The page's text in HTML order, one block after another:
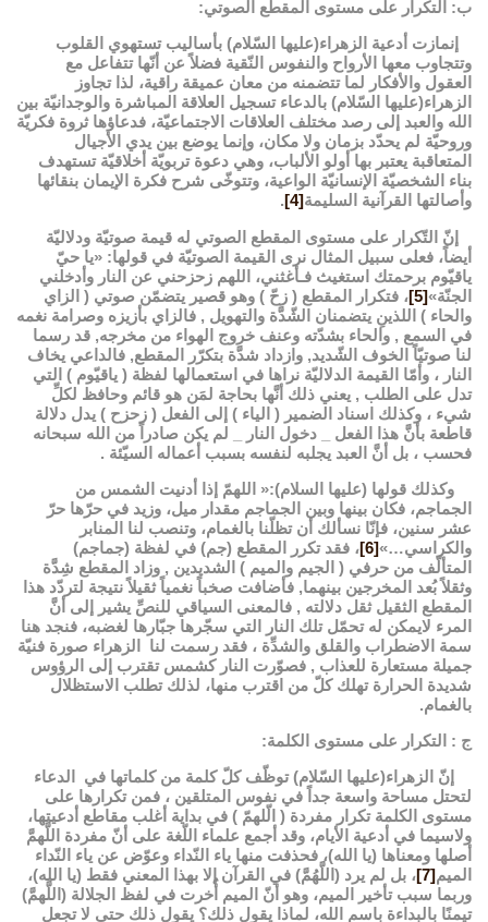
ب: التكرار على مستوى المقطع الصوتي:
إنمازت أدعية الزهراء(عليها السّلام) بأساليب تستهوي القلوب
وتتجاوب معها الأرواح والنفوس النّقية فضلاً عن أنّها تتفاعل مع
العقول والأفكار لما تتضمنه من معان عميقة راقية، لذا تجاوز
الزهراء(عليها السّلام) بالدعاء تسجيل العلاقة المباشرة والوجدانيّة بين
الله والعبد إلى رصد مختلف العلاقات الاجتماعيّة، فدعاؤها ثروة فكريّة
وروحيّة لم يحدّد بزمان ولا مكان، وإنما يوضع بين يدي الأجيال
المتعاقبة يعتبر بها أولو الألباب، وهي دعوة تربويّة أخلاقيّة تستهدف
بناء الشخصيّة الإنسانيّة الواعية، وتتوخّى شرح فكرة الإيمان بنقائها
وأصالتها القرآنية السليمة[4]
.
إنّ التّكرار على مستوى المقطع الصوتي له قيمة صوتيّة ودلاليّة
أيضاً، فعلى سبيل المثال نرى القيمة الصوتيّة في قولها: «يا حيّ
ياقيّوم برحمتك استغيث فـأغثني، اللهم زحزحني عن النار وأدخلني
الجنّة»[5]
، فتكرار المقطع ( زحّ ) وهو قصير يتضمّن صوتي ( الزاي
والحاء ) اللذينِ يتضمنان الشّدَّة والتهويل , فالزاي بأزيزه وصرامة نغمه
في السمع , والحاء بشدّته وعنف خروج الهواء من مخرجه, قد رسما
لنا صوتيّاً الخوف الشّديد, وازداد شدَّة بتكرّر المقطع, فالداعي يخاف
النار ، وأمّا القيمة الدلاليّة نراها في استعمالها لفظة ( ياقيّوم ) التي
تدل على الطلب , يعني ذلك أنَّها بحاجة لمَن هو قائم وحافظ لكلِّ
شيء ، وكذلك اسناد الضمير ( الياء ) إلى الفعل ( زحزح ) يدل دلالة
قاطعة بأنَّ هذا الفعل _ دخول النار _ لم يكن صادراً من الله سبحانه
فحسب ، بل أنَّ العبد يجلبه لنفسه بسبب أعماله السيّئة .
وكذلك قولها (عليها السلام):« اللهمّ إذا أدنيت الشمس من
الجماجم، فكان بينها وبين الجماجم مقدار ميل، وزيد في حرّها حرّ
عشر سنين، فإنّا نسألك أن تظلّنا بالغمام، وتنصب لنا المنابر
والكراسي…»[6]
، فقد تكرر المقطع (جم) في لفظة (جماجم)
المتألّف من حرفي ( الجيم والميم ) الشديدين , وزاد المقطع شِدَّة
وثقلاً بُعد المخرجين بينهما, فأضافت صخباً نغمياً ثقيلاً نتيجة لتردّد هذا
المقطع الثقيل ثقل دلالته , فالمعنى السياقي للنصِّ يشير إلى أنَّ
المرء لايمكن له تحمّل تلك النار التي سجّرها جبّارها لغضبه، فنجد هنا
سمة الاضطراب والقلق والشدِّة ، فقد رسمت لنا الزهراء صورة فنيّة
جميلة مستعارة للعذاب , فصوّرت النار كشمس تقترب إلى الرؤوس
شديدة الحرارة تهلك كلّ من اقترب منها، لذلك تطلب الاستظلال
بالغمام.
ج : التكرار على مستوى الكلمة:
إنّ الزهراء(عليها السّلام) توظّف كلّ كلمة من كلماتها في الدعاء
لتحتل مساحة واسعة جداً في نفوس المتلقين ، فمن تكرارها على
مستوى الكلمة تكرار مفردة ( الّلهمّ ) في بداية أغلب مقاطع أدعيتها،
ولاسيما في أدعية الأيام، وقد أجمع علماء اللّغة على أنّ مفردة اللَّهمَّ
أصلها ومعناها (يا الله)، فحذفت منها ياء النّداء وعوّض عن ياء النّداء
الميم[7]
، بل لم يرد (اللَّهُمَّ) في القرآن إلا بهذا المعني فقط (يا الله)،
وربما سبب تأخير الميم، وهو أنّ الميم أُخرت في لفظ الجلالة (اللَّهمَّ)
تيمنًا بالبداءة باسم الله، لماذا يقول ذلك؟ يقول ذلك حتى لا تجعل